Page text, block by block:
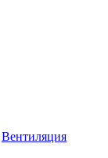
Вентиляция